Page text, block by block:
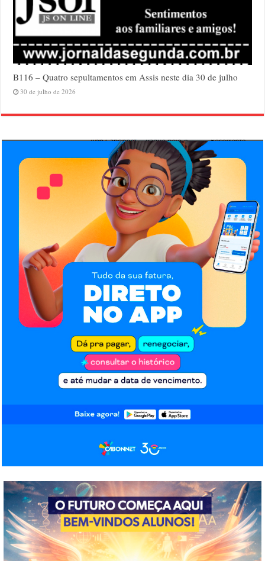
B116 – Quatro sepultamentos em Assis neste dia 30 de julho
30 de julho de 2026